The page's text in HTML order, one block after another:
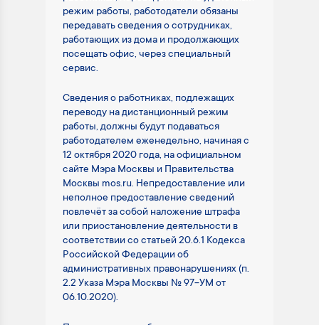
режим работы, работодатели обязаны
передавать сведения о сотрудниках,
работающих из дома и продолжающих
посещать офис, через специальный
сервис.
Сведения о работниках, подлежащих
переводу на дистанционный режим
работы, должны будут подаваться
работодателем еженедельно, начиная с
12 октября 2020 года, на официальном
сайте Мэра Москвы и Правительства
Москвы mos.ru. Непредоставление или
неполное предоставление сведений
повлечёт за собой наложение штрафа
или приостановление деятельности в
соответствии со статьей 20.6.1 Кодекса
Российской Федерации об
административных правонарушениях (п.
2.2 Указа Мэра Москвы № 97-УМ от
06.10.2020).